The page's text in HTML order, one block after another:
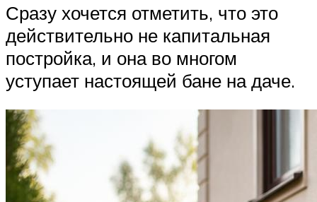
Сразу хочется отметить, что это
действительно не капитальная
постройка, и она во многом
уступает настоящей бане на даче.